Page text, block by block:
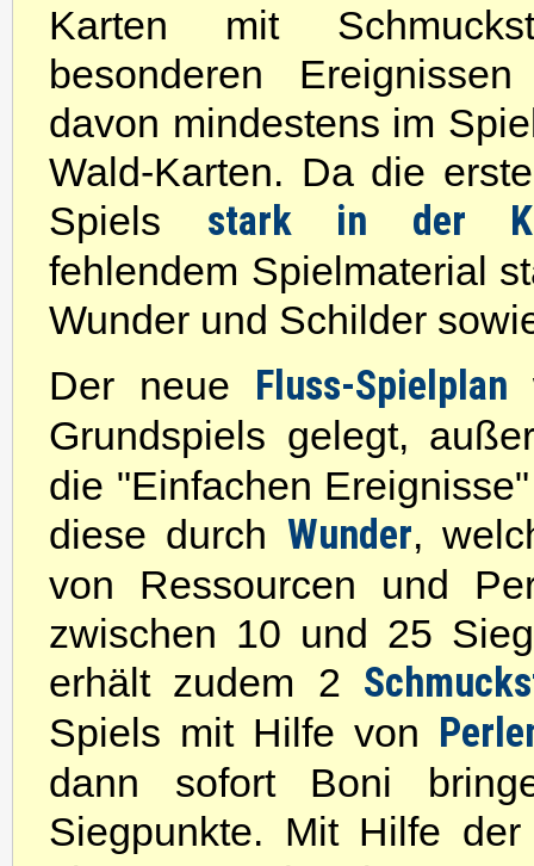
Karten mit
besonderen
davon mindestens im
Wald-Karten. Da die
Spiels stark in der
fehlendem Spielmaterial
Wunder und Schilder
Der neue Fluss-Spielplan
Grundspiels gelegt,
die "Einfachen
diese durch Wunder,
von Ressourcen und
zwischen 10 und 25
erhält zudem 2
Spiels mit Hilfe von
dann sofort Boni
Siegpunkte. Mit Hilfe